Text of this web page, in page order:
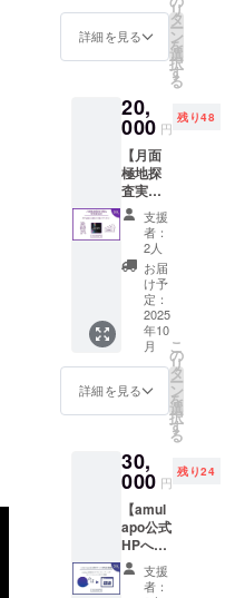
む) アレ
ルギー
（特定
原材料
等28品
目中）
さけ 賞
味期
限：製
造から5
年 保存
方法：
直射日
光を避
け、常
温で保
材料及
び添加
物等の
食品表
届け商
品のラ
ベルに
も表記
されま
す。商
品開封
前には
てお知
らせい
いただ
いた方
優先的
に参加
枠をご
用意い
たしま
す。
取県鳥
取市）
日
（土）
、12日
（日）
時間：
20:00〜
22:00
所要時
間：2時
間 支援
者様と
の連絡
方法：
メール
※支援時
に参加
希望日
い。 ※
変更が
場合
は、メ
イン
ページ
または
amulap
oオリジ
ナル
グッズ
をお送
りしま
す。 ＜
内容＞
・フラ
イトタ
グ（本
体サイ
ズ：縦
3cm×横
14㎝）
・タン
ブラー
（直径
67㎜×高
さ231
㎜、容
トート
バッグ
（幅
240mm
×高さ
370mm
×マチ
120mm
詳細を見る
リ
タ
ー
ン
を
選
択
す
る
20,
000 円
残り48
【月面
極地探
査実験A
特別参
加券】
鳥取砂
丘を舞
台とし
た未来
の月面
都市を
めぐる
宇宙飛
行士の
アク
ティビ
アーで
す。AR
を利用
して鳥
取砂丘
が月面
都市に
変わる
支援
者：
2人
お届
け予
定：
2025
年10
月
詳細を見る
こ
の
リ
タ
ー
ン
を
選
択
す
る
30,
000 円
残り24
【amul
apo公式
HPへの
氏名掲
載】支援
者：